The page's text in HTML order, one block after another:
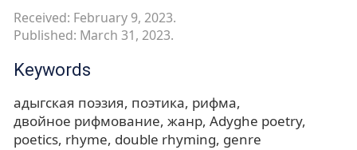
Received: February 9, 2023.
Published: March 31, 2023.
Keywords
адыгская поэзия поэтика рифма
двойное рифмование жанр Adyghe poetry
poetics rhyme double rhyming genre